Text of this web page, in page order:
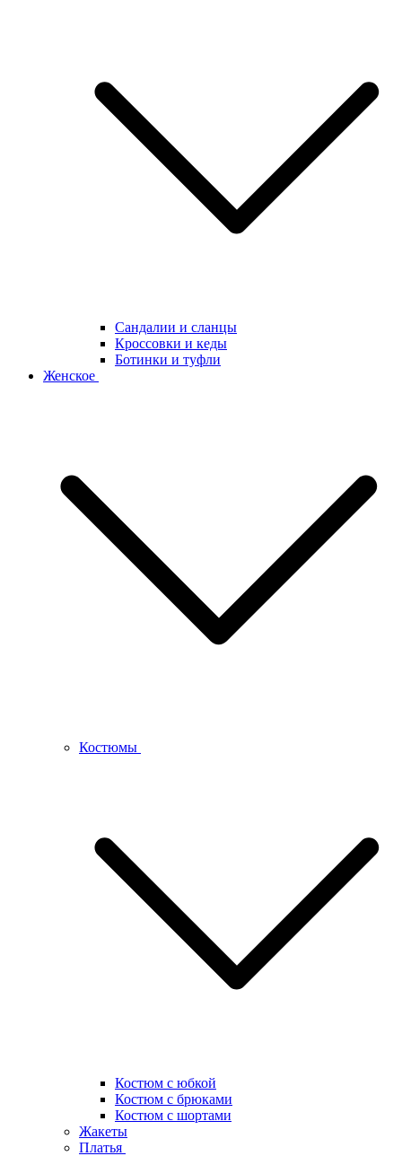
Сандалии и сланцы
Кроссовки и кеды
Ботинки и туфли
Женское
Костюмы
Костюм с юбкой
Костюм с брюками
Костюм с шортами
Жакеты
Платья